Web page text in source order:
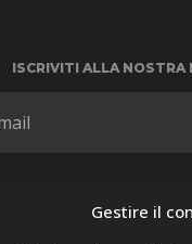
Gestire il
ISCRIVITI ALLA NOSTRA
SEGUITECI